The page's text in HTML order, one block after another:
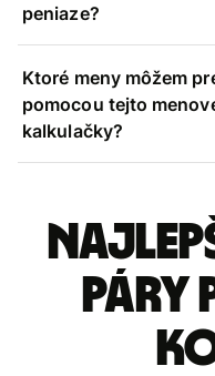
peniaze?
Ktoré meny môžem
pomocou tejto
kalkulačky?
páry